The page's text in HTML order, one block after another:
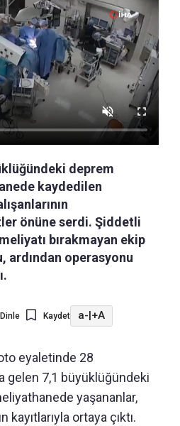
deprem
kaydedilen
önüne serdi. Şiddetli
bırakmayan ekip
ardından operasyonu
Dinle Kaydet a-|+A
eyaletinde 28
gelen 7,1 büyüklüğündeki
yaşananlar,
kayıtlarıyla ortaya çıktı.